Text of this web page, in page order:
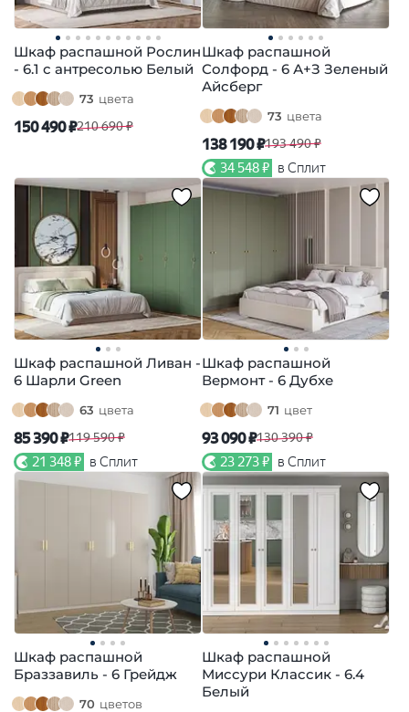
Шкаф распашной Рослин
- 6.1 с антресолью Белый
73 цвета
150 490 ₽210 690 ₽
Шкаф распашной
Солфорд - 6 А+З Зеленый
Айсберг
73 цвета
138 190 ₽193 490 ₽
34 548 ₽ в Сплит
Шкаф распашной Ливан -
6 Шарли Green
63 цвета
85 390 ₽119 590 ₽
21 348 ₽ в Сплит
Шкаф распашной
Вермонт - 6 Дубхе
71 цвет
93 090 ₽130 390 ₽
23 273 ₽ в Сплит
Шкаф распашной
Браззавиль - 6 Грейдж
70 цветов
Шкаф распашной
Миссури Классик - 6.4
Белый